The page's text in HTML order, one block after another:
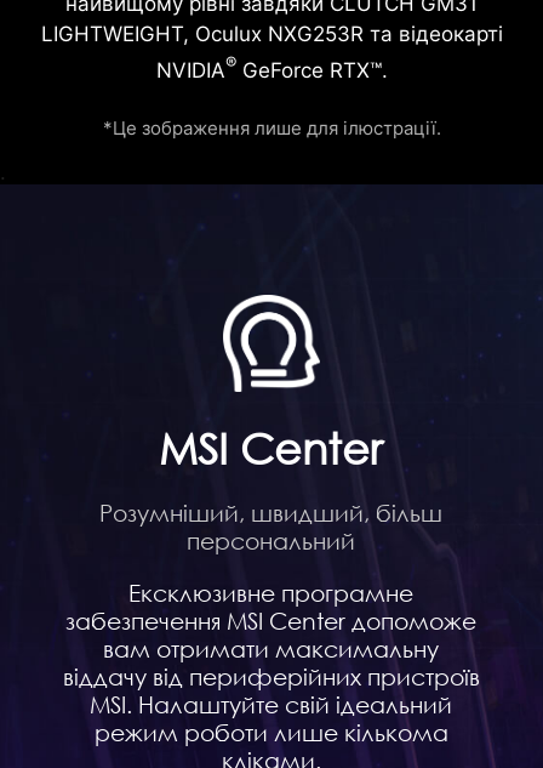
LIGHTWEIGHT, Oculux NXG253R та відеокарті
NVIDIA®GeForce RTX™.
*Це зображення лише для ілюстрації.
.
MSI Center
Розумніший, швидший, більш
персональний
Ексклюзивне програмне
забезпечення MSI Center допоможе
вам отримати максимальну
віддачу від периферійних пристроїв
MSI. Налаштуйте свій ідеальний
режим роботи лише кількома
кліками.